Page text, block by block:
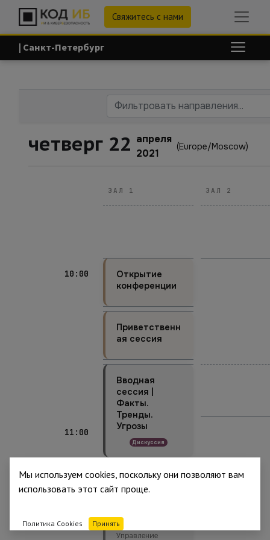
Свяжитесь с нами
| Санкт-Петербург
четверг 22 апреля
2021
(Europe/Moscow)
ЗАЛ 1 ЗАЛ 2
10:00
Открытие
конференции
Приветственн
ая сессия
Вводная
сессия |
Факты.
Тренды.
Угрозы
Дискуссия
11:00
Диалог с
регулятором
ФСТЭК России по
СЗФО from
Управление
Мы используем cookies, поскольку они позволяют вам
использовать этот сайт проще.
Политика Cookies Принять